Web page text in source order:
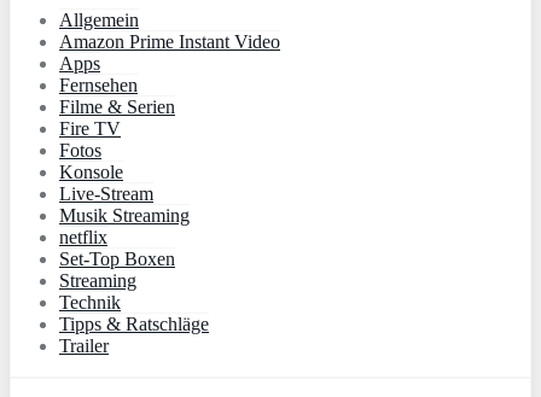
Allgemein
Amazon Prime Instant Video
Apps
Fernsehen
Filme & Serien
Fire TV
Fotos
Konsole
Live-Stream
Musik Streaming
netflix
Set-Top Boxen
Streaming
Technik
Tipps & Ratschläge
Trailer